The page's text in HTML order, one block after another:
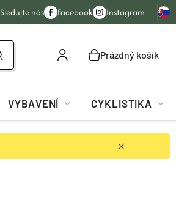
Sledujte nás Facebook Instagram
NÁKUPNÍ
Prázdný košík
VYBAVENÍ CYKLISTIKA